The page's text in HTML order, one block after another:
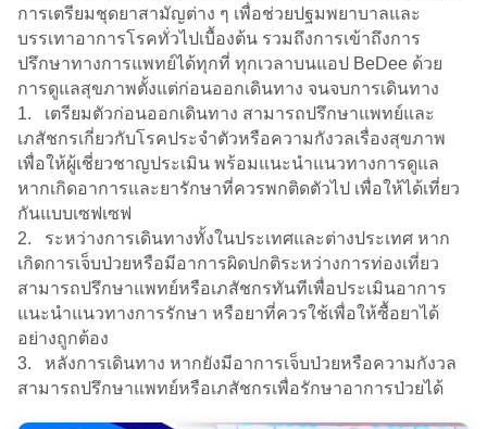
การเตรียมชุดยาสามัญต่าง ๆ เพื่อช่วยปฐมพยาบาลและ
บรรเทาอาการโรคทั่วไปเบื้องต้น รวมถึงการเข้าถึงการ
ปรึกษาทางการแพทย์ได้ทุกที่ ทุกเวลาบนแอป BeDee ด้วย
การดูแลสุขภาพตั้งแต่ก่อนออกเดินทาง จนจบการเดินทาง
1. เตรียมตัวก่อนออกเดินทาง สามารถปรึกษาแพทย์และ
เภสัชกรเกี่ยวกับโรคประจำตัวหรือความกังวลเรื่องสุขภาพ
เพื่อให้ผู้เชี่ยวชาญประเมิน พร้อมแนะนำแนวทางการดูแล
หากเกิดอาการและยารักษาที่ควรพกติดตัวไป เพื่อให้ได้เที่ยว
กันแบบเซฟเซฟ
2. ระหว่างการเดินทางทั้งในประเทศและต่างประเทศ หาก
เกิดการเจ็บป่วยหรือมีอาการผิดปกติระหว่างการท่องเที่ยว
สามารถปรึกษาแพทย์หรือเภสัชกรทันทีเพื่อประเมินอาการ
แนะนำแนวทางการรักษา หรือยาที่ควรใช้เพื่อให้ซื้อยาได้
อย่างถูกต้อง
3. หลังการเดินทาง หากยังมีอาการเจ็บป่วยหรือความกังวล
สามารถปรึกษาแพทย์หรือเภสัชกรเพื่อรักษาอาการป่วยได้